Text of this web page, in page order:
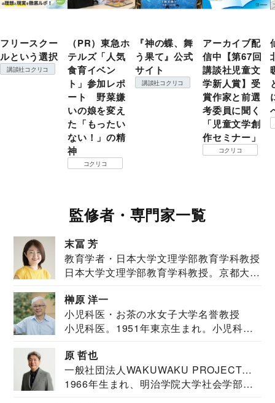
フリースクー
ルという選択
講談社コクリコ
（PR）東急ホ
テルズ「人気
食育イベン
ト」参加レポ
ート 野菜嫌
いの娘を変え
た「もったい
ない！」の精
神
コクリコ
『神の蝶、舞
う果て』公式
サイト
講談社コクリコ
アーカイブ配
信中【第67回
講談社児童文
学新人賞】受
賞作家と前選
考委員に聞く
「児童文学創
作セミナー」
コクリコ
監修者・専門家一覧
末冨 芳
教育学者・日本大学文理学部教育学科教授
日本大学文理学部教育学科教授。京都大学
榊原 洋一
小児科医・お茶の水女子大学名誉教授
小児科医。1951年東京生まれ。小児科
原 哲也
一般社団法人WAKUWAKU PROJECT
JAPAN代表・言語聴覚士・社会福祉士
1966年生まれ、明治学院大学社会学部福